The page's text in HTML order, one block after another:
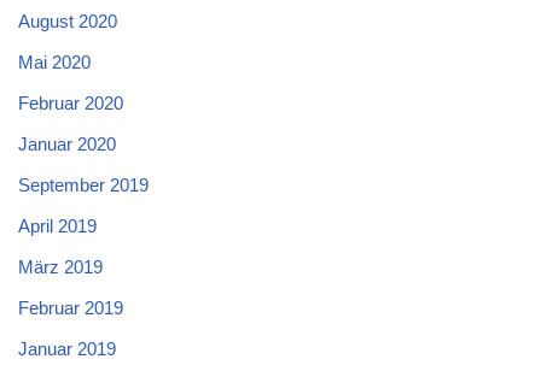
August 2020
Mai 2020
Februar 2020
Januar 2020
September 2019
April 2019
März 2019
Februar 2019
Januar 2019